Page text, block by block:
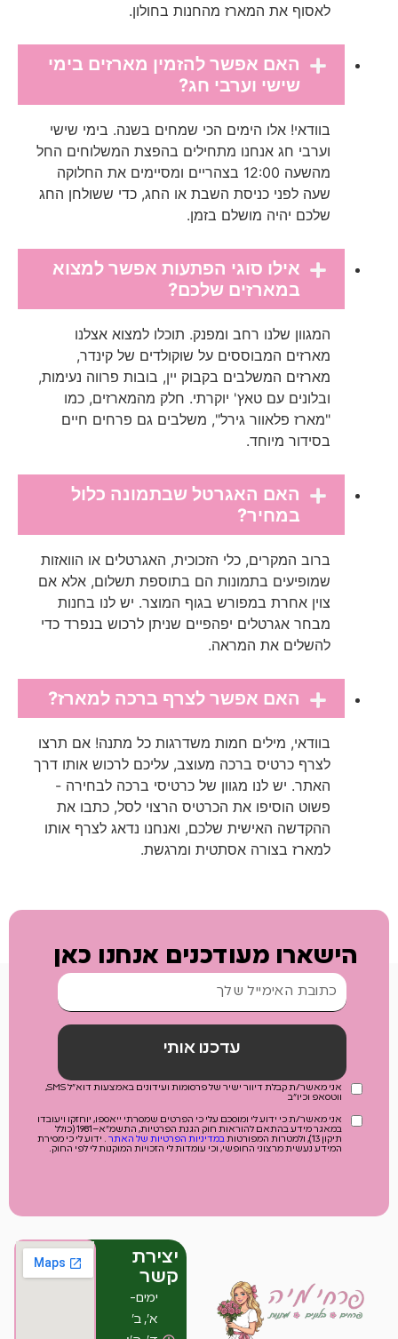
לאסוף את המארז מהחנות בחולון.
האם אפשר להזמין מארזים בימי
שישי וערבי חג?
בוודאי! אלו הימים הכי שמחים בשנה. בימי שישי
וערבי חג אנחנו מתחילים בהפצת המשלוחים החל
מהשעה 12:00 בצהריים ומסיימים את החלוקה
שעה לפני כניסת השבת או החג, כדי ששולחן החג
שלכם יהיה מושלם בזמן.
אילו סוגי הפתעות אפשר למצוא
במארזים שלכם?
המגוון שלנו רחב ומפנק. תוכלו למצוא אצלנו
מארזים המבוססים על שוקולדים של קינדר,
מארזים המשלבים בקבוק יין, בובות פרווה נעימות,
ובלונים עם טאץ' יוקרתי. חלק מהמארזים, כמו
"מארז פלאוור גירל", משלבים גם פרחים חיים
בסידור מיוחד.
האם האגרטל שבתמונה כלול
במחיר?
ברוב המקרים, כלי הזכוכית, האגרטלים או הוואזות
שמופיעים בתמונות הם בתוספת תשלום, אלא אם
צוין אחרת במפורש בגוף המוצר. יש לנו בחנות
מבחר אגרטלים יפהפיים שניתן לרכוש בנפרד כדי
להשלים את המראה.
האם אפשר לצרף ברכה למארז?
בוודאי, מילים חמות משדרגות כל מתנה! אם תרצו
לצרף כרטיס ברכה מעוצב, עליכם לרכוש אותו דרך
האתר. יש לנו מגוון של כרטיסי ברכה לבחירה -
פשוט הוסיפו את הכרטיס הרצוי לסל, כתבו את
ההקדשה האישית שלכם, ואנחנו נדאג לצרף אותו
למארז בצורה אסתטית ומרגשת.
הישארו מעודכנים אנחנו כאן
עדכנו אותי
אני מאשר/ת קבלת דיוור ישיר של פרסומות ועידונים באמצעות דוא"ל SMS,
ווטסאפ וכיו"ב
אני מאשר/ת כי ידוע לי ומוסכם עלי כי הפרטים שמסרתי ייאספו, יוחזקו ויעובדו
במאגר מידע בהתאם להוראות חוק הגנת הפרטיות, התשמ"א–1981 (כולל
תיקון 13), ולמטרות המפורטות
במדיניות הפרטיות של האתר . ידוע לי כי מסירת
המידע נעשית מרצוני החופשי, וכי עומדות לי הזכויות המוקנות לי לפי החוק.
יצירת
קשר
ימים-
א’, ב’